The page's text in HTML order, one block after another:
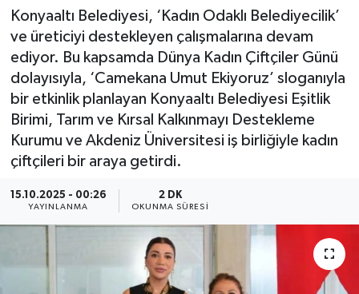
Konyaaltı Belediyesi, ‘Kadın Odaklı Belediyecilik’
ve üreticiyi destekleyen çalışmalarına devam
ediyor. Bu kapsamda Dünya Kadın Çiftçiler Günü
dolayısıyla, ‘Camekana Umut Ekiyoruz’ sloganıyla
bir etkinlik planlayan Konyaaltı Belediyesi Eşitlik
Birimi, Tarım ve Kırsal Kalkınmayı Destekleme
Kurumu ve Akdeniz Üniversitesi iş birliğiyle kadın
çiftçileri bir araya getirdi.
15.10.2025 - 00:26
YAYINLANMA
2 DK
OKUNMA SÜRESI
Haber Arşivi